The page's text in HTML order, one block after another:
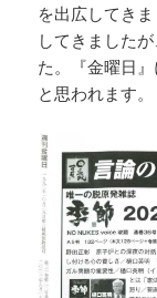
を出広してき
してきました
た。『金曜日
と思われます。